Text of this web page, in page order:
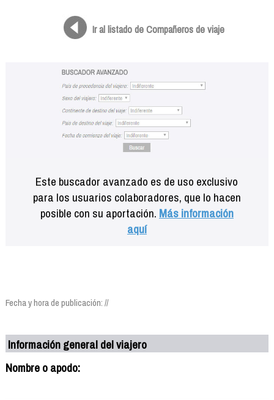
Ir al listado de Compañeros de viaje
Este buscador avanzado es de uso exclusivo
para los usuarios colaboradores, que lo hacen
posible con su aportación. Más información
aquí
Fecha y hora de publicación: //
Información general del viajero
Nombre o apodo: